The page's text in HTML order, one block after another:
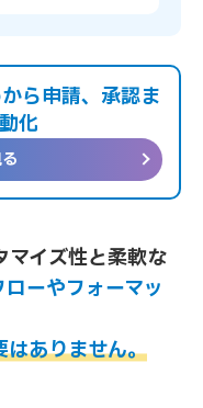
ら申請、承認ま
化
マイズ性と柔軟な
ーやフォーマッ
はありません。